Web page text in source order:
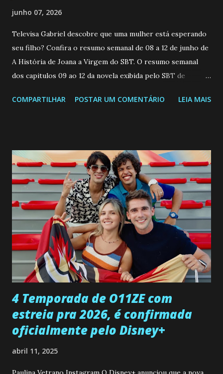
junho 07, 2026
Televisa Gabriel descobre que uma mulher está esperando
seu filho? Confira o resumo semanal de 08 a 12 de junho de
A História de Joana a Virgem do SBT. O resumo semanal
dos capitulos 09 ao 12 da novela exibida pelo SBT de
a Programação Semanal do SBT de 08/06/26 a 14/06/26
confessa a Gabriel que ele demonstrou ser o tipo de
pessoa que ela tanto desejou durante toda a vida. Camila
entra no quarto de Gabriel e imagina como seria o
encontro deles, quando conseguir seduzi-lo. Manuel avisa a
Paula sobre a suposta infidelidade de Gabriel com Joana.
Rogerio consegue se livrar de todas as suspeitas pelo
desaparecimento de Francisco, apontando que ele poderia
ter sido vítima da fúria de Gabriel. Artur informa a Gabriel
que a clínica inseminou por engano outra paciente, que está
...
COMPARTILHAR POSTAR UM COMENTÁRIO LEIA MAIS
4 Temporada de O11ZE com
estreia pra 2026, é confirmada
oficialmente pelo Disney+
abril 11, 2025